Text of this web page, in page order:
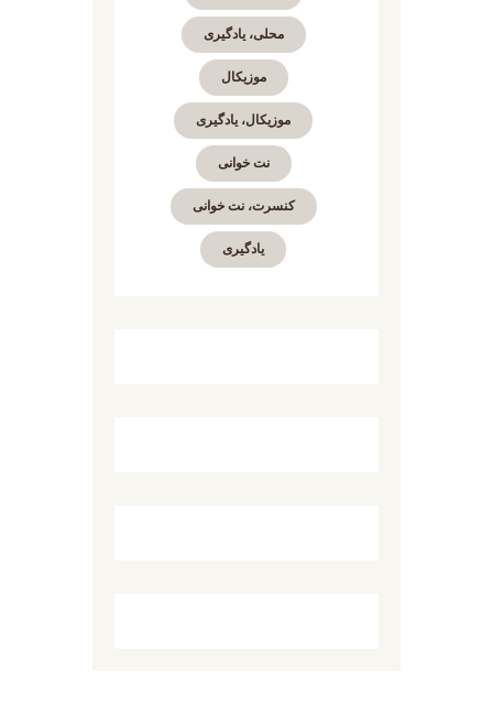
محلی، یادگیری
موزیکال
موزیکال، یادگیری
نت خوانی
کنسرت، نت خوانی
یادگیری